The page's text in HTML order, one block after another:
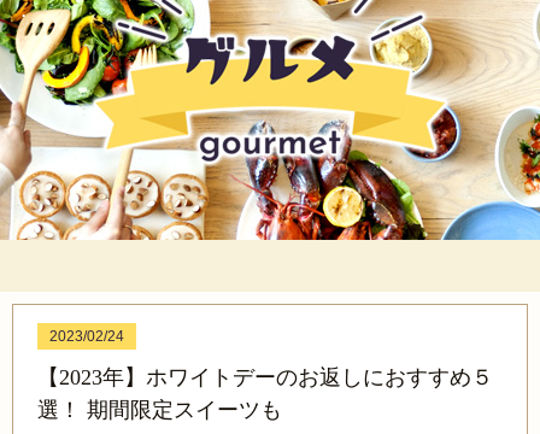
2023/02/24
【2023年】ホワイトデーのお返しにおすすめ５
選！ 期間限定スイーツも